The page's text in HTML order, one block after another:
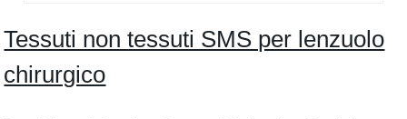
Tessuti non tessuti SMS per lenzuolo
chirurgico